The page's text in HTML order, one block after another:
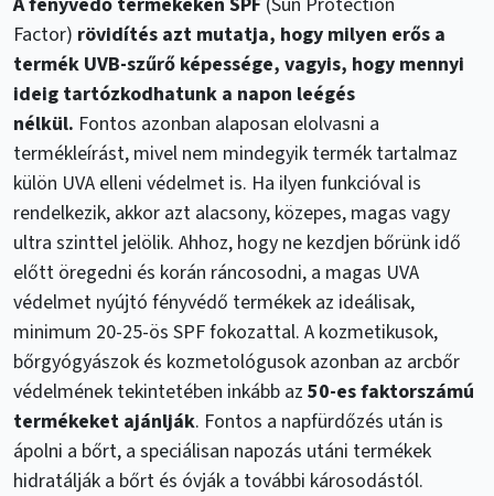
Factor) rövidítés azt mutatja, hogy milyen erős a
termék UVB-szűrő képessége, vagyis, hogy mennyi
ideig tartózkodhatunk a napon leégés
nélkül. Fontos azonban alaposan elolvasni a
termékleírást, mivel nem mindegyik termék tartalmaz
külön UVA elleni védelmet is. Ha ilyen funkcióval is
rendelkezik, akkor azt alacsony, közepes, magas vagy
ultra szinttel jelölik. Ahhoz, hogy ne kezdjen bőrünk idő
előtt öregedni és korán ráncosodni, a magas UVA
védelmet nyújtó fényvédő termékek az ideálisak,
minimum 20-25-ös SPF fokozattal. A kozmetikusok,
bőrgyógyászok és kozmetológusok azonban az arcbőr
védelmének tekintetében inkább az 50-es faktorszámú
termékeket ajánlják. Fontos a napfürdőzés után is
ápolni a bőrt, a speciálisan napozás utáni termékek
hidratálják a bőrt és óvják a további károsodástól.